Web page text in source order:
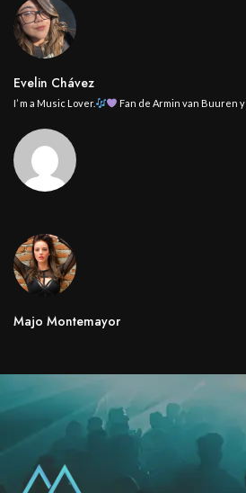
Evelin Chávez
I’ m a Music Lover. Fan de Armin van Buuren
Majo Montemayor